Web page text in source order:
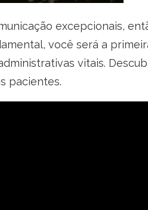
excepcionais,
você será a
vitais.
pacientes.